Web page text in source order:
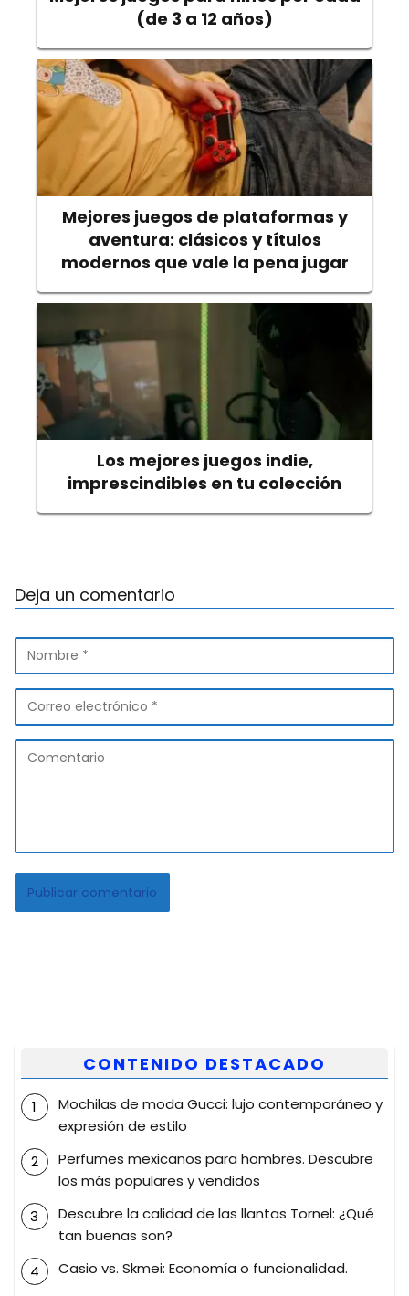
(de 3 a 12 años)
Mejores juegos de plataformas y
aventura: clásicos y títulos
modernos que vale la pena jugar
Los mejores juegos indie,
imprescindibles en tu colección
Deja un comentario
CONTENIDO DESTACADO
Mochilas de moda Gucci: lujo contemporáneo y
expresión de estilo
Perfumes mexicanos para hombres. Descubre
los más populares y vendidos
Descubre la calidad de las llantas Tornel: ¿Qué
tan buenas son?
Casio vs. Skmei: Economía o funcionalidad.